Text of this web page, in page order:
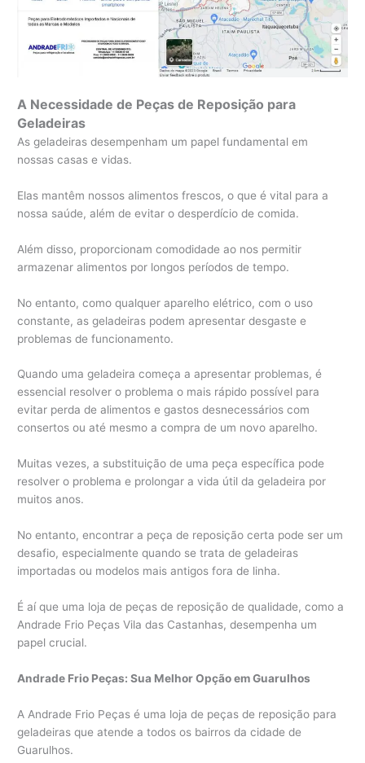
A Necessidade de Peças de Reposição para
Geladeiras
As geladeiras desempenham um papel fundamental em
nossas casas e vidas.
Elas mantêm nossos alimentos frescos, o que é vital para a
nossa saúde, além de evitar o desperdício de comida.
Além disso, proporcionam comodidade ao nos permitir
armazenar alimentos por longos períodos de tempo.
No entanto, como qualquer aparelho elétrico, com o uso
constante, as geladeiras podem apresentar desgaste e
problemas de funcionamento.
Quando uma geladeira começa a apresentar problemas, é
essencial resolver o problema o mais rápido possível para
evitar perda de alimentos e gastos desnecessários com
consertos ou até mesmo a compra de um novo aparelho.
Muitas vezes, a substituição de uma peça específica pode
resolver o problema e prolongar a vida útil da geladeira por
muitos anos.
No entanto, encontrar a peça de reposição certa pode ser um
desafio, especialmente quando se trata de geladeiras
importadas ou modelos mais antigos fora de linha.
É aí que uma loja de peças de reposição de qualidade, como a
Andrade Frio Peças Vila das Castanhas, desempenha um
papel crucial.
Andrade Frio Peças: Sua Melhor Opção em Guarulhos
A Andrade Frio Peças é uma loja de peças de reposição para
geladeiras que atende a todos os bairros da cidade de
Guarulhos.